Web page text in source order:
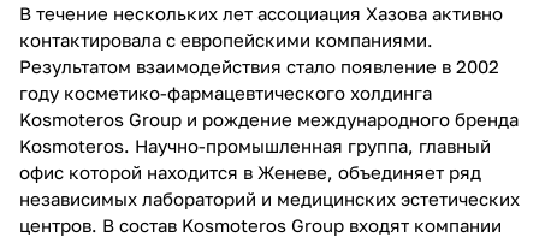
В течение нескольких лет ассоциация Хазова активно
контактировала с европейскими компаниями.
Результатом взаимодействия стало появление в 2002
году косметико-фармацевтического холдинга
Kosmoteros Group и рождение международного бренда
Kosmoteros. Научно-промышленная группа, главный
офис которой находится в Женеве, объединяет ряд
независимых лабораторий и медицинских эстетических
центров. В состав Kosmoteros Group входят компании